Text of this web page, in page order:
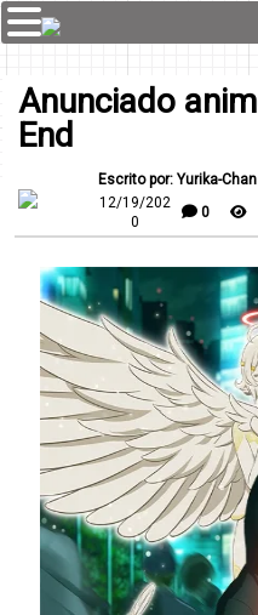
Anunciado
End
Escrito por: Yurika-Chan
12/19/202
0
0